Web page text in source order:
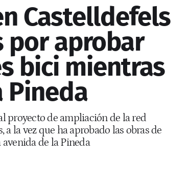
Castelldefels
por aprobar
bici mientras
Pineda
proyecto de ampliación de la red
la vez que ha aprobado las obras de
de la Pineda